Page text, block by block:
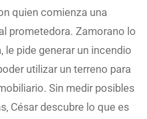
quien comienza una
prometedora. Zamorano lo
le pide generar un incendio
utilizar un terreno para
Sin medir posibles
César descubre lo que es